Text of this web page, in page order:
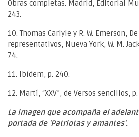
Obras completas. Madrid, Editorial
243.
10. Thomas Carlyle y R. W. Emerson,
representativos, Nueva York, W. M.
74.
11. Ibídem, p. 240.
12. Martí, “XXV”, de Versos sencillos, p.
La imagen que acompaña el
portada de 'Patriotas y amantes'.